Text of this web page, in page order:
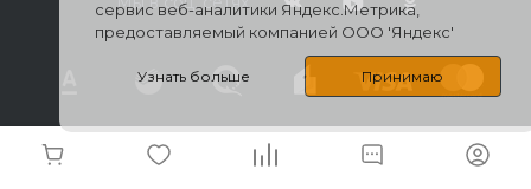
© 2026 Mi Stores, Все права защищены
сервис веб-аналитики Яндекс.Метрика,
предоставляемый компанией ООО 'Яндекс'
Узнать больше Принимаю